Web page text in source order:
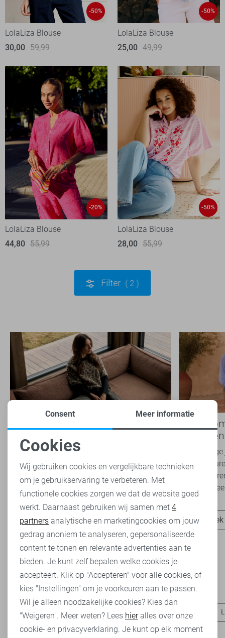
-50%
LolaLiza Blouse
30,00 59,99
-50%
LolaLiza Blouse
25,00 49,99
-20%
LolaLiza Blouse
44,80 55,99
-50%
LolaLiza Blouse
28,00 55,99
Filter 2
travelkwaliteit
Het najaar vraagt om kleding die comfortabel,
veelzijdig én stijlvol is. Met de nieuwe Lady
Day najaarscollectie 2026 ben je helemaal
Ontdek nu
Boho
overal
Van
zachte
Romance
het
Heb je dit al eens bekeken?
LolaLiza blouses LolaLiza vesten
Noodzakelijke cookies
Personalisatie cookies
Analytische cookies
Marketing cookies
Consent Meer informatie
Cookies
Wij gebruiken cookies en vergelijkbare technieken
om je gebruikservaring te verbeteren. Met
functionele cookies zorgen we dat de website goed
werkt. Daarnaast gebruiken wij samen met 4
partners analytische en marketingcookies om jouw
gedrag anoniem te analyseren, gepersonaliseerde
content te tonen en relevante advertenties aan te
bieden. Je kunt zelf bepalen welke cookies je
accepteert. Klik op "Accepteren" voor alle cookies, of
kies "Instellingen" om je voorkeuren aan te passen.
Wil je alleen noodzakelijke cookies? Kies dan
"Weigeren". Meer weten? Lees hieralles over onze
cookie- en privacyverklaring. Je kunt op elk moment